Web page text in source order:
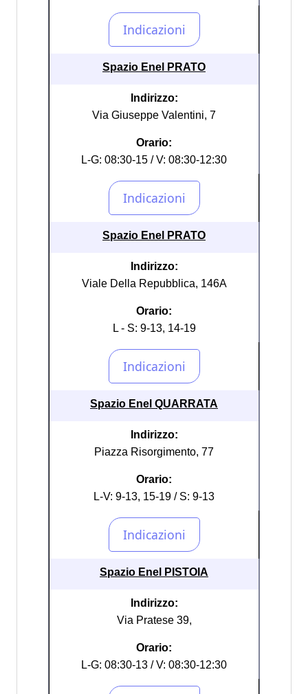
Spazio Enel PRATO
Indirizzo:
Via Giuseppe Valentini, 7
Orario:
L-G: 08:30-15 / V: 08:30-12:30
Spazio Enel PRATO
Indirizzo:
Viale Della Repubblica, 146A
Orario:
L - S: 9-13, 14-19
Spazio Enel QUARRATA
Indirizzo:
Piazza Risorgimento, 77
Orario:
L-V: 9-13, 15-19 / S: 9-13
Spazio Enel PISTOIA
Indirizzo:
Via Pratese 39,
Orario:
L-G: 08:30-13 / V: 08:30-12:30